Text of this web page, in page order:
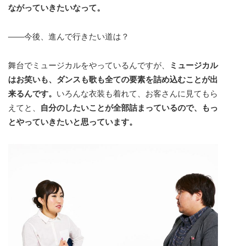
ながっていきたいなって。
――今後、進んで行きたい道は？
舞台でミュージカルをやっているんですが、
ミュージカル
はお笑いも、ダンスも歌も全ての要素を詰め込むことが出
来るんです。 いろんな衣装も着れて、お客さんに見てもら
えてと、
自分のしたいことが全部詰まっているので、もっ
とやっていきたいと思っています。